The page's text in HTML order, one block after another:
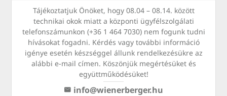
Tájékoztatjuk Önöket, hogy 08.04 – 08.14. között
technikai okok miatt a központi ügyfélszolgálati
telefonszámunkon (+36 1 464 7030) nem fogunk tudni
hívásokat fogadni. Kérdés vagy további információ
igénye esetén készséggel állunk rendelkezésükre az
alábbi e-mail címen. Köszönjük megértésüket és
együttműködésüket!
info@wienerberger.hu